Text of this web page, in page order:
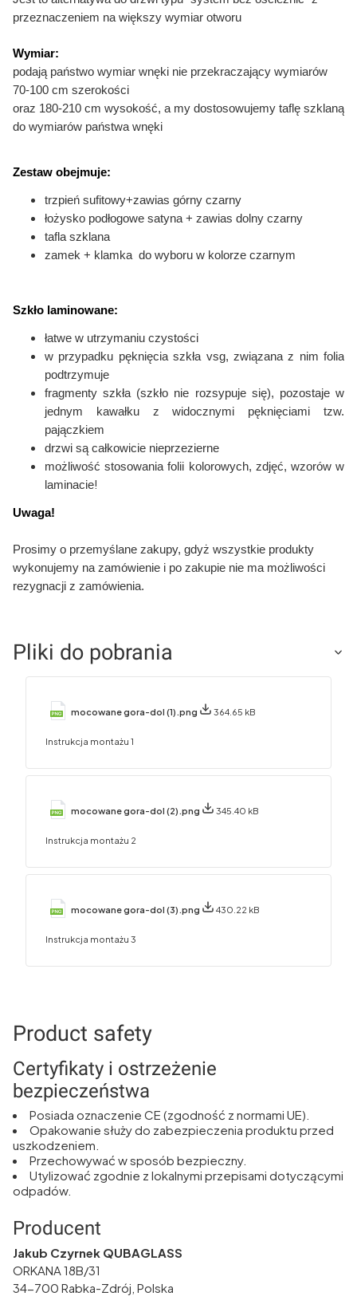
przeznaczeniem na większy wymiar otworu
Wymiar:
podają państwo wymiar wnęki nie przekraczający wymiarów
70-100 cm szerokości
oraz 180-210 cm wysokość, a my dostosowujemy taflę szklaną
do wymiarów państwa wnęki
Zestaw obejmuje:
trzpień sufitowy+zawias górny czarny
łożysko podłogowe satyna + zawias dolny czarny
tafla szklana
zamek + klamka do wyboru w kolorze czarnym
Szkło laminowane:
łatwe w utrzymaniu czystości
w przypadku pęknięcia szkła vsg, związana z nim folia
podtrzymuje
fragmenty szkła (szkło nie rozsypuje się), pozostaje w
jednym kawałku z widocznymi pęknięciami tzw.
pajączkiem
drzwi są całkowicie nieprzezierne
możliwość stosowania folii kolorowych, zdjęć, wzorów w
laminacie!
Uwaga!
Prosimy o przemyślane zakupy, gdyż wszystkie produkty
wykonujemy na zamówienie i po zakupie nie ma możliwości
rezygnacji z zamówienia.
Pliki do pobrania
mocowane gora-dol (1).png 364.65 kB
Instrukcja montażu 1
mocowane gora-dol (2).png 345.40 kB
Instrukcja montażu 2
mocowane gora-dol (3).png 430.22 kB
Instrukcja montażu 3
Product safety
Certyfikaty i ostrzeżenie
bezpieczeństwa
Posiada oznaczenie CE (zgodność z normami UE).
Opakowanie służy do zabezpieczenia produktu przed
uszkodzeniem.
Przechowywać w sposób bezpieczny.
Utylizować zgodnie z lokalnymi przepisami dotyczącymi
odpadów.
Producent
Jakub Czyrnek QUBAGLASS
ORKANA 18B/31
34-700 Rabka-Zdrój, Polska